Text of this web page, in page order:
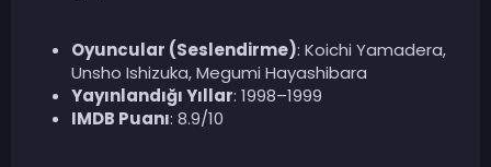
Oyuncular (Seslendirme): Koichi Yamadera,
Unsho Ishizuka, Megumi Hayashibara
Yayınlandığı Yıllar: 1998–1999
IMDB Puanı: 8.9/10